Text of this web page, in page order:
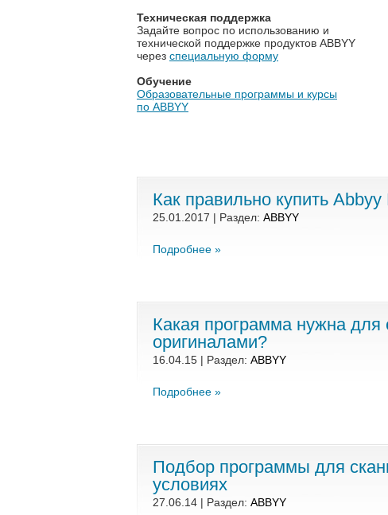
Техническая поддержка
Задайте вопрос по использованию и
технической поддержке продуктов ABBYY
через специальную форму
Обучение
Образовательные программы и курсы
по ABBYY
Как правильно купить
25.01.2017 | Раздел: ABBYY
Подробнее »
Какая программа нужна для
оригиналами?
16.04.15 | Раздел: ABBYY
Подробнее »
Подбор программы для
условиях
27.06.14 | Раздел: ABBYY